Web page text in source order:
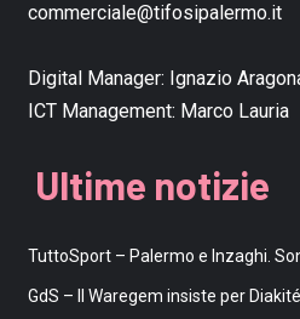
commerciale@tifosipalermo.it
Digital Manager: Ignazio
ICT Management: Marco Lauria
Ultime notizie
TuttoSport – Palermo e Inzaghi.
GdS – Il Waregem insiste per